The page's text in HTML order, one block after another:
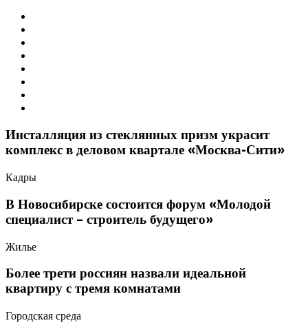
Инсталляция из стеклянных призм украсит
комплекс в деловом квартале «Москва-Сити»
Кадры
В Новосибирске состоится форум «Молодой
специалист – строитель будущего»
Жилье
Более трети россиян назвали идеальной
квартиру с тремя комнатами
Городская среда